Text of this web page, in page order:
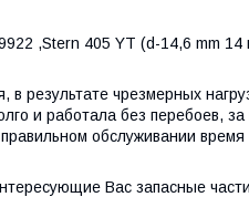
,Stern 405 YT (d-14,6 mm 14
результате чрезмерных
и работала без перебоев,
обслуживании время
Вас запасные